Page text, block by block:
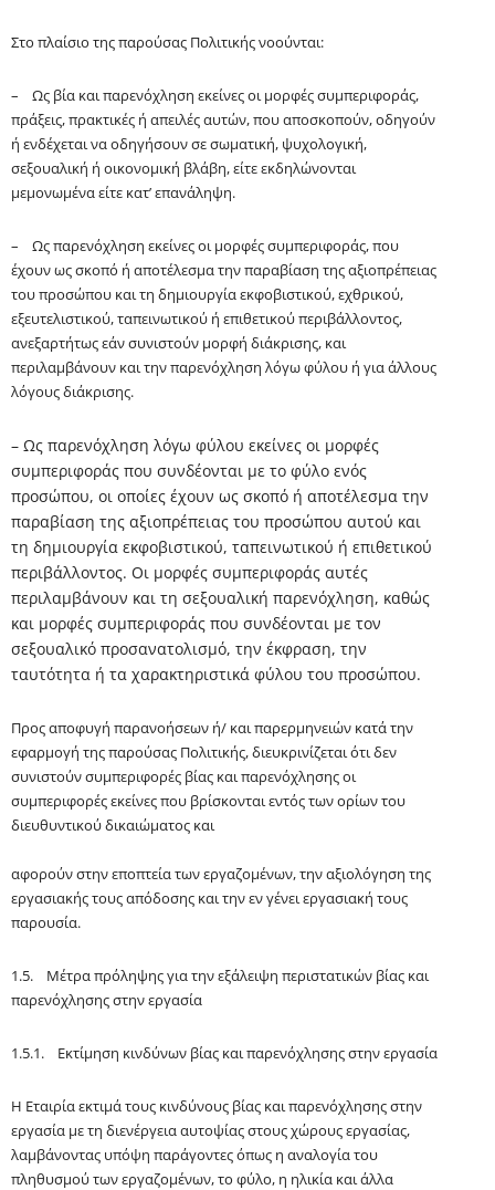
Στο πλαίσιο της παρούσας Πολιτικής νοούνται:
– Ως βία και παρενόχληση εκείνες οι μορφές συμπεριφοράς,
πράξεις, πρακτικές ή απειλές αυτών, που αποσκοπούν, οδηγούν
ή ενδέχεται να οδηγήσουν σε σωματική, ψυχολογική,
σεξουαλική ή οικονομική βλάβη, είτε εκδηλώνονται
μεμονωμένα είτε κατ’ επανάληψη.
– Ως παρενόχληση εκείνες οι μορφές συμπεριφοράς, που
έχουν ως σκοπό ή αποτέλεσμα την παραβίαση της αξιοπρέπειας
του προσώπου και τη δημιουργία εκφοβιστικού, εχθρικού,
εξευτελιστικού, ταπεινωτικού ή επιθετικού περιβάλλοντος,
ανεξαρτήτως εάν συνιστούν μορφή διάκρισης, και
περιλαμβάνουν και την παρενόχληση λόγω φύλου ή για άλλους
λόγους διάκρισης.
– Ως παρενόχληση λόγω φύλου εκείνες οι μορφές
συμπεριφοράς που συνδέονται με το φύλο ενός
προσώπου, οι οποίες έχουν ως σκοπό ή αποτέλεσμα την
παραβίαση της αξιοπρέπειας του προσώπου αυτού και
τη δημιουργία εκφοβιστικού, ταπεινωτικού ή επιθετικού
περιβάλλοντος. Οι μορφές συμπεριφοράς αυτές
περιλαμβάνουν και τη σεξουαλική παρενόχληση, καθώς
και μορφές συμπεριφοράς που συνδέονται με τον
σεξουαλικό προσανατολισμό, την έκφραση, την
ταυτότητα ή τα χαρακτηριστικά φύλου του προσώπου.
Προς αποφυγή παρανοήσεων ή/ και παρερμηνειών κατά την
εφαρμογή της παρούσας Πολιτικής, διευκρινίζεται ότι δεν
συνιστούν συμπεριφορές βίας και παρενόχλησης οι
συμπεριφορές εκείνες που βρίσκονται εντός των ορίων του
διευθυντικού δικαιώματος και
αφορούν στην εποπτεία των εργαζομένων, την αξιολόγηση της
εργασιακής τους απόδοσης και την εν γένει εργασιακή τους
παρουσία.
1.5. Μέτρα πρόληψης για την εξάλειψη περιστατικών βίας και
παρενόχλησης στην εργασία
1.5.1. Εκτίμηση κινδύνων βίας και παρενόχλησης στην εργασία
Η Εταιρία εκτιμά τους κινδύνους βίας και παρενόχλησης στην
εργασία με τη διενέργεια αυτοψίας στους χώρους εργασίας,
λαμβάνοντας υπόψη παράγοντες όπως η αναλογία του
πληθυσμού των εργαζομένων, το φύλο, η ηλικία και άλλα